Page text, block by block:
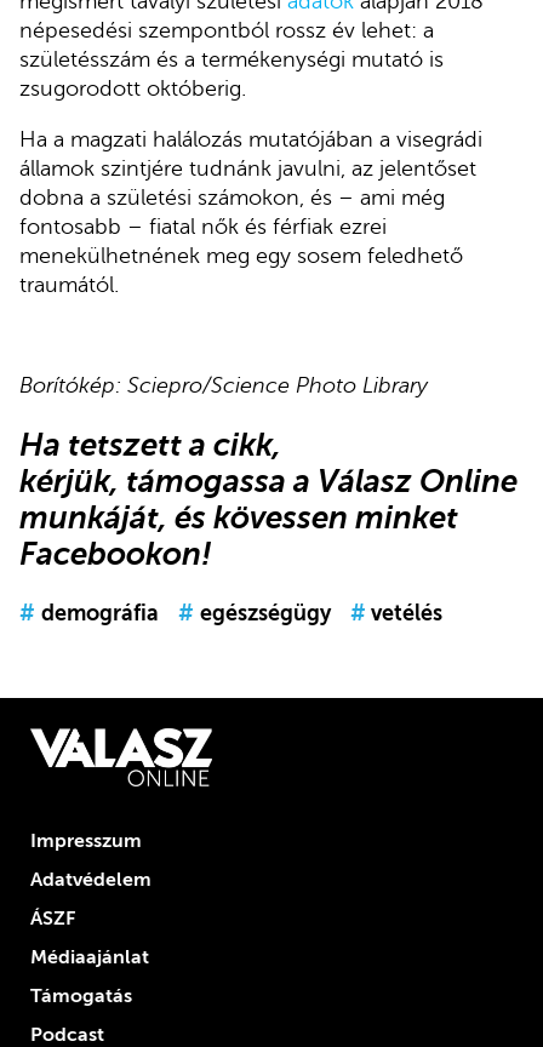
népesedési szempontból rossz év lehet: a
születésszám és a termékenységi mutató is
zsugorodott októberig.
Ha a magzati halálozás mutatójában a visegrádi
államok szintjére tudnánk javulni, az jelentőset
dobna a születési számokon, és – ami még
fontosabb – fiatal nők és férfiak ezrei
menekülhetnének meg egy sosem feledhető
traumától.
Borítókép: Sciepro/Science Photo Library
Ha tetszett a cikk,
kérjük, támogassa a Válasz Online
munkáját, és kövessen minket
Facebookon!
# demográfia # egészségügy # vetélés
Impresszum
Adatvédelem
ÁSZF
Médiaajánlat
Támogatás
Podcast